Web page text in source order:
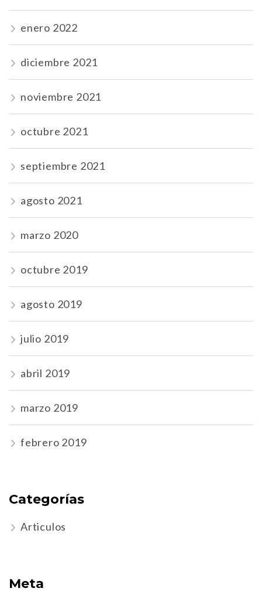
enero 2022
diciembre 2021
noviembre 2021
octubre 2021
septiembre 2021
agosto 2021
marzo 2020
octubre 2019
agosto 2019
julio 2019
abril 2019
marzo 2019
febrero 2019
Categorías
Articulos
Meta